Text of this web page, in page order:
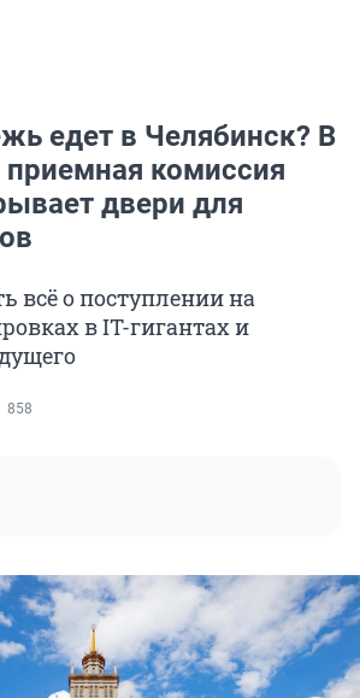
едет в Челябинск? В
приемная комиссия
двери для
всё о поступлении на
в IT-гигантах и
858